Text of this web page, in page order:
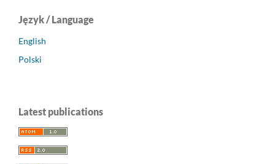
Język / Language
English
Polski
Latest publications